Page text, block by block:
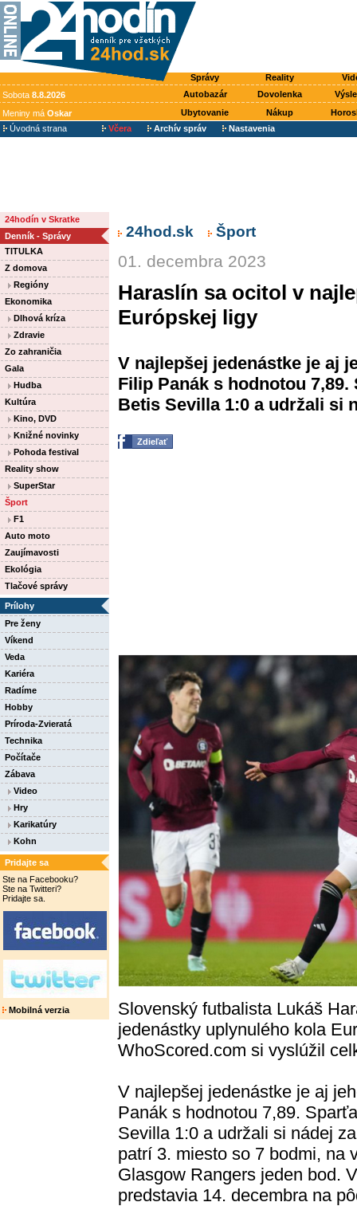
Správy Reality
Sobota 8.8.2026 Autobazár Dovolenka
Meniny má Oskar Ubytovanie Nákup
Úvodná strana
Včera Archív správ Nastavenia
24hodín v Skratke
Denník - Správy
TITULKA
Z domova
Regióny
Ekonomika
Dlhová kríza
Zdravie
Zo zahraničia
Gala
Hudba
Kultúra
Kino, DVD
Knižné novinky
Pohoda festival
Reality show
SuperStar
Šport
F1
Auto moto
Zaujímavosti
Ekológia
Tlačové správy
Prílohy
Pre ženy
Víkend
Veda
Kariéra
Radíme
Hobby
Príroda-Zvieratá
Technika
Počítače
Zábava
Video
Hry
Karikatúry
Kohn
Pridajte sa
Ste na Facebooku?
Ste na Twitteri?
Pridajte sa.
Mobilná verzia
24hod.sk Šport
01. decembra 2023
Haraslín sa ocitol v
Európskej ligy
V najlepšej jedenástke je aj
Filip Panák s hodnotou
Betis Sevilla 1:0 a udržali si
Zdieľať
Slovenský futbalista Lukáš
jedenástky uplynulého kola
WhoScored.com si vyslúžil
V najlepšej jedenástke je aj
Panák s hodnotou 7,89.
Sevilla 1:0 a udržali si nádej
patrí 3. miesto so 7 bodmi, na
Glasgow Rangers jeden bod.
predstavia 14. decembra na